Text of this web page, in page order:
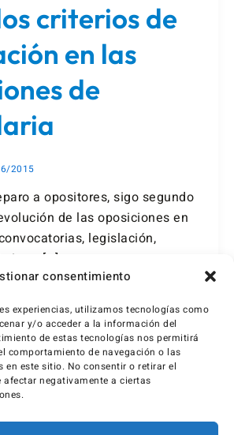
consentimiento
experiencias, utilizamos tecnologías como
y/o acceder a la información del
de estas tecnologías nos permitirá
comportamiento de navegación o las
en este sitio. No consentir o retirar el
afectar negativamente a ciertas
criterios de
en las
de
2015
a opositores, sigo segundo
de las oposiciones en
legislación,
[…]